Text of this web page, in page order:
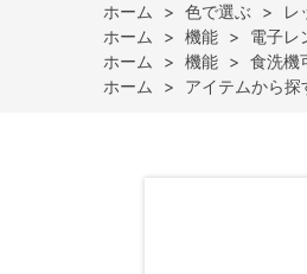
ホーム
> 色で選ぶ > レ
ホーム
> 機能 > 電子レ
ホーム
> 機能 > 食洗機
ホーム
> アイテムから探